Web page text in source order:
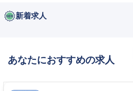
新着求人
あなたにおすすめの求人